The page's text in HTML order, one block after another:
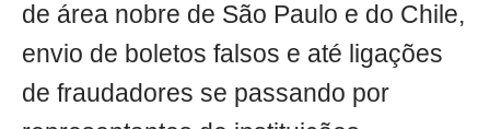
de área nobre de São Paulo e do Chile,
envio de boletos falsos e até ligações
de fraudadores se passando por